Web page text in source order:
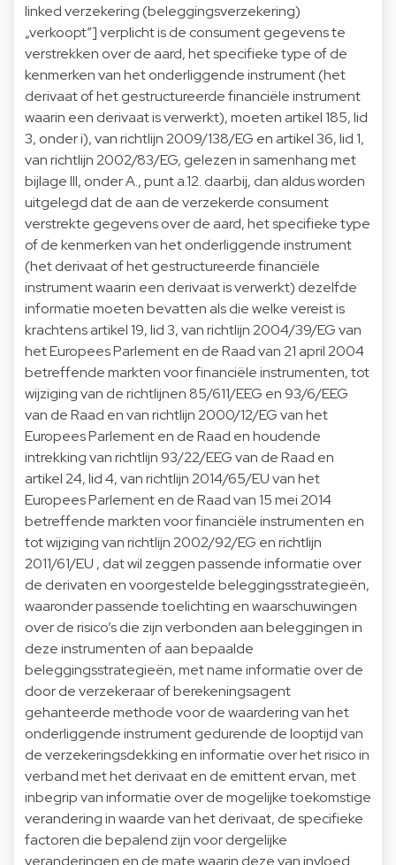
linked verzekering (beleggingsverzekering)
„verkoopt”] verplicht is de consument gegevens te
verstrekken over de aard, het specifieke type of de
kenmerken van het onderliggende instrument (het
derivaat of het gestructureerde financiële instrument
waarin een derivaat is verwerkt), moeten artikel 185, lid
3, onder i), van richtlijn 2009/138/EG en artikel 36, lid 1,
van richtlijn 2002/83/EG, gelezen in samenhang met
bijlage III, onder A., punt a.12. daarbij, dan aldus worden
uitgelegd dat de aan de verzekerde consument
verstrekte gegevens over de aard, het specifieke type
of de kenmerken van het onderliggende instrument
(het derivaat of het gestructureerde financiële
instrument waarin een derivaat is verwerkt) dezelfde
informatie moeten bevatten als die welke vereist is
krachtens artikel 19, lid 3, van richtlijn 2004/39/EG van
het Europees Parlement en de Raad van 21 april 2004
betreffende markten voor financiële instrumenten, tot
wijziging van de richtlijnen 85/611/EEG en 93/6/EEG
van de Raad en van richtlijn 2000/12/EG van het
Europees Parlement en de Raad en houdende
intrekking van richtlijn 93/22/EEG van de Raad en
artikel 24, lid 4, van richtlijn 2014/65/EU van het
Europees Parlement en de Raad van 15 mei 2014
betreffende markten voor financiële instrumenten en
tot wijziging van richtlijn 2002/92/EG en richtlijn
2011/61/EU , dat wil zeggen passende informatie over
de derivaten en voorgestelde beleggingsstrategieën,
waaronder passende toelichting en waarschuwingen
over de risico’s die zijn verbonden aan beleggingen in
deze instrumenten of aan bepaalde
beleggingsstrategieën, met name informatie over de
door de verzekeraar of berekeningsagent
gehanteerde methode voor de waardering van het
onderliggende instrument gedurende de looptijd van
de verzekeringsdekking en informatie over het risico in
verband met het derivaat en de emittent ervan, met
inbegrip van informatie over de mogelijke toekomstige
verandering in waarde van het derivaat, de specifieke
factoren die bepalend zijn voor dergelijke
veranderingen en de mate waarin deze van invloed